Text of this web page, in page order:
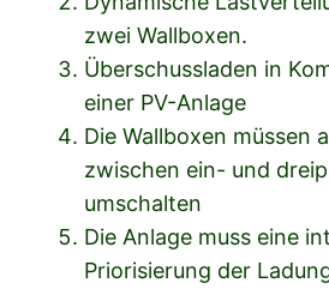
zwei Wallboxen.
Überschussladen in
einer PV-Anlage
Die Wallboxen müssen
zwischen ein- und
umschalten
Die Anlage muss eine
Priorisierung der